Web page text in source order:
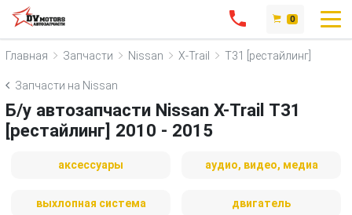
0
Главная Запчасти Nissan X-Trail T31 [рестайлинг]
Запчасти на Nissan
Б/у автозапчасти Nissan X-Trail T31
[рестайлинг] 2010 - 2015
аксессуары аудио, видео, медиа
выхлопная система двигатель